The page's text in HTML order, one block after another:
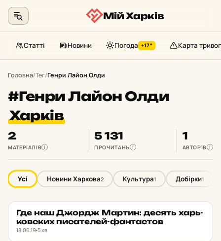
Мій Харків
Статті Новини Погода +17° Карта тривог
Головна/Тег/Генри Лайон Олди
#Генри Лайон Олди
Харків
2
МАТЕРІАЛІВ i
5 131
ПРОЧИТАНЬ i
1
АВТОРІВ i
Усі Новини Харкова2 Культура1 Добірки1
ЗНАМЕНИТІ ЖИТЕЛІ ★ ОБРАНЕ
Где наш Джордж Мартин: десять харь­
ков­ских пи­са­те­лей-фан­тас­тов
18.06.19 5 хв